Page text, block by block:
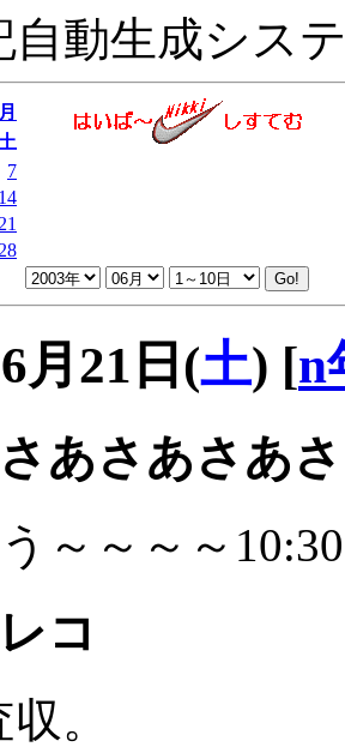
自動生成シス
土
7
14
21
28
月21日(土) [n
あさあさあ
～～～～
コ
。